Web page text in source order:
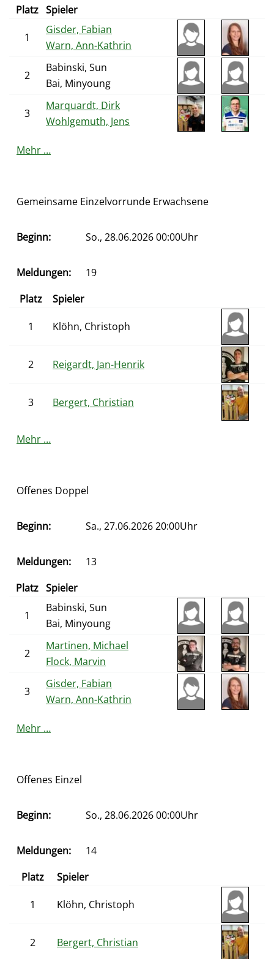
Platz Spieler
1
Gisder, Fabian
Warn, Ann-Kathrin
2
Babinski, Sun
Bai, Minyoung
3
Marquardt, Dirk
Wohlgemuth, Jens
Mehr …
Gemeinsame Einzelvorrunde Erwachsene
Beginn: So., 28.06.2026 00:00Uhr
Meldungen:
19
Platz
Spieler
1 Klöhn, Christoph
2 Reigardt, Jan-Henrik
3 Bergert, Christian
Mehr …
Offenes Doppel
Beginn: Sa., 27.06.2026 20:00Uhr
Meldungen:
13
Platz Spieler
1
Babinski, Sun
Bai, Minyoung
2
Martinen, Michael
Flock, Marvin
3
Gisder, Fabian
Warn, Ann-Kathrin
Mehr …
Offenes Einzel
Beginn: So., 28.06.2026 00:00Uhr
Meldungen:
14
Platz
Spieler
1 Klöhn, Christoph
2 Bergert, Christian